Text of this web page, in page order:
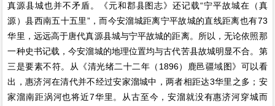
真源县城也并不矛盾。《元和郡县图志》还记载“宁平故城在（真
源）县西南五十五里”，而今安溜城距离宁平故城的直线距离也有73
华里，远远高于唐代真源县城与宁平故城的距离。所以，无论依照那
一种史书记载，今安溜城的地理位置均与古代苦县故城明显不合。第
三是要素不符。从《清光绪二十二年（1896）鹿邑疆域图》可以看
出，惠济河在清代并不经过安家溜城中，两者相距达3华里之多；安
家溜南距涡河也将近7华里。从古至今，安溜就没有惠济河穿城而